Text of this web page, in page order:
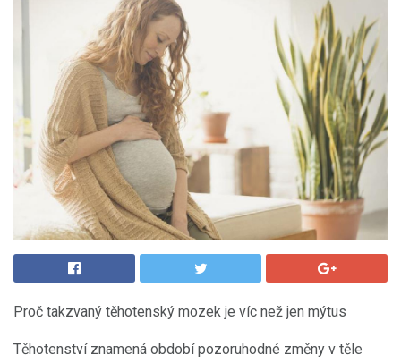
Proč takzvaný těhotenský mozek je víc než jen mýtus
Těhotenství znamená období pozoruhodné změny v těle